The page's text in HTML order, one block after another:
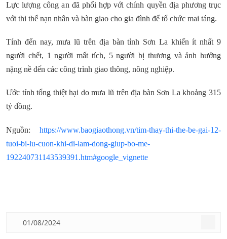
Lực lượng công an đã phối hợp với chính quyền địa phương trục
vớt thi thể nạn nhân và bàn giao cho gia đình để tổ chức mai táng.
Tính đến nay, mưa lũ trên địa bàn tỉnh Sơn La khiến ít nhất 9
người chết, 1 người mất tích, 5 người bị thương và ảnh hưởng
nặng nề đến các công trình giao thông, nông nghiệp.
Ước tính tổng thiệt hại do mưa lũ trên địa bàn Sơn La khoảng 315
tỷ đồng.
Nguồn: https://www.baogiaothong.vn/tim-thay-thi-the-be-gai-12-
tuoi-bi-lu-cuon-khi-di-lam-dong-giup-bo-me-
192240731143539391.htm#google_vignette
01/08/2024